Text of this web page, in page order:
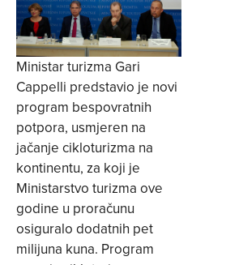
Ministar turizma Gari
Cappelli predstavio je novi
program bespovratnih
potpora, usmjeren na
jačanje cikloturizma na
kontinentu, za koji je
Ministarstvo turizma ove
godine u proračunu
osiguralo dodatnih pet
milijuna kuna. Program